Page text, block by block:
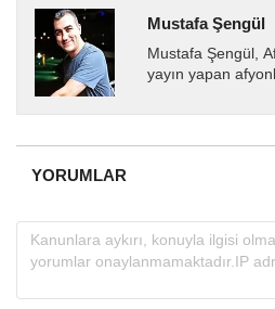
Mustafa Şengül
Mustafa Şengül,
yayın yapan
almakta, haber
YORUMLAR